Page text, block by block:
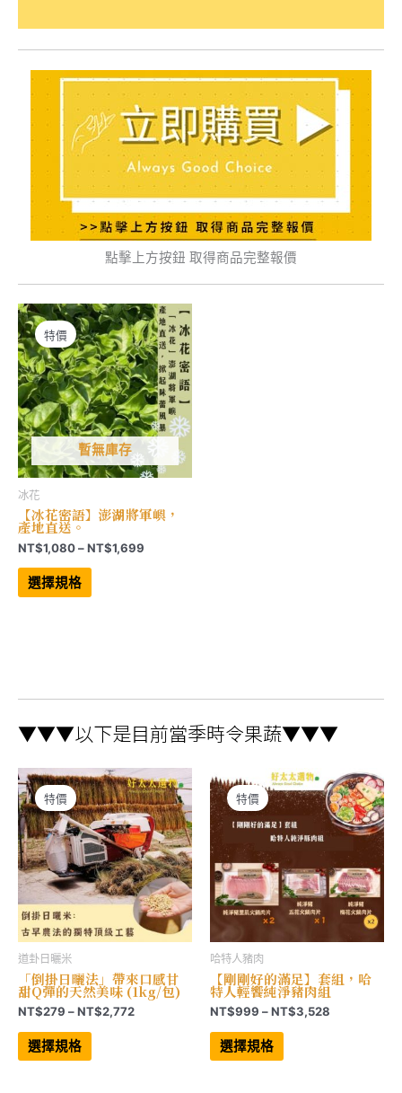
點擊上方按鈕 取得商品完整報價
暫無庫存
特價
冰花
【冰花密語】澎湖將軍嶼，
產地直送。
NT$1,080–NT$1,699
選擇規格
此
品
品
面
選
選
項
▼▼▼以下是目前當季時令果蔬▼▼▼
特價
道卦日曬米
「倒掛日曬法」帶來口感甘
甜Q彈的天然美味 (1kg/包)
NT$279 –NT$2,772價
選擇規格
此
品
特價
哈特人豬肉
【剛剛好的滿足】套組，哈
特人輕饗純淨豬肉組
NT$999 –NT$3,528
選擇規格
此
品